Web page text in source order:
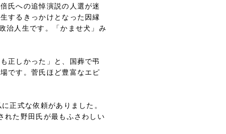
氏への追悼演説の人選が迷
するきっかけとなった因縁
治人生です。「かませ犬」み
正しかった」と、国葬で弔
です。菅氏ほど豊富なエピ
式な依頼がありました。
れた野田氏が最もふさわしい